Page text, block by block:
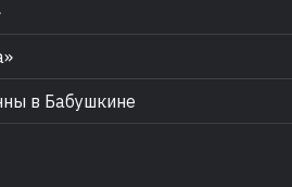
в Бабушкине